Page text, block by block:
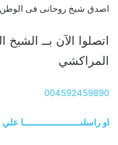
اصدق شيخ روحانى فى الوطن
اتصلوا الآن بــ الشيخ
المراكشي
004592459890
او راسلنــــــــــــــــــــــــا